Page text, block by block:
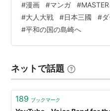
天 漫画全巻ドットコム グル
トン 4～5巻 新刊を読みつ
す。 完全版だけあってボリ
冊読みました。 面白いです
#漫画 #マンガ #
#大人大戦 #日本三國 #
#平和の国の島崎へ
ネットで話題
189 ブックマーク